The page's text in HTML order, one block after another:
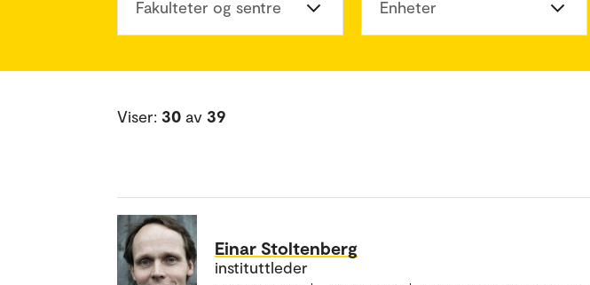
Fakulteter og sentre Enheter
Viser: 30 av 39
Einar Stoltenberg
instituttleder